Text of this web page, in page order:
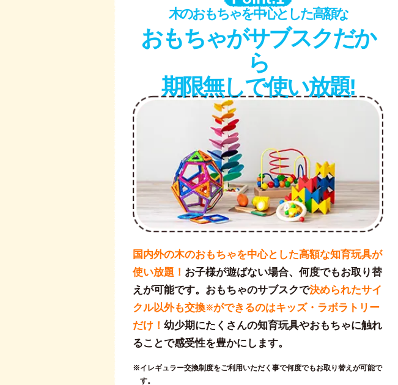
木のおもちゃを中心とした高額な
おもちゃがサブスクだから
期限無しで使い放題!
国内外の木のおもちゃを中心とした高額な知育玩具が
使い放題！ お子様が遊ばない場合、何度でもお取り替
えが可能です。おもちゃのサブスクで決められたサイ
クル以外も交換※ができるのはキッズ・ラボラトリー
だけ！ 幼少期にたくさんの知育玩具やおもちゃに触れ
ることで感受性を豊かにします。
※イレギュラー交換制度をご利用いただく事で何度でもお取り替えが可能で
す。